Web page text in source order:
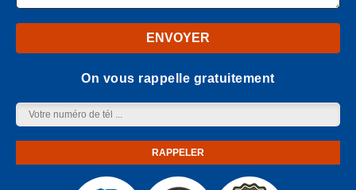
On vous rappelle gratuitement